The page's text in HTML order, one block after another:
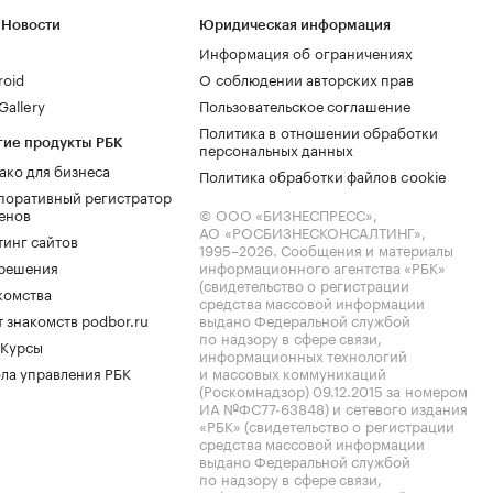
продукты РБК
для бизнеса
регистратор
сайтов
знакомств podbor.ru
управления РБК
Юридическая информация
Информация об ограничениях
О соблюдении авторских прав
Пользовательское соглашение
Политика в отношении обработки
персональных данных
Политика обработки файлов cookie
© ООО «БИЗНЕСПРЕСС»,
АО «РОСБИЗНЕСКОНСАЛТИНГ»,
1995–2026. Сообщения и материалы
информационного агентства «РБК»
(свидетельство о регистрации
средства массовой информации
выдано Федеральной службой
по надзору в сфере связи,
информационных технологий
и массовых коммуникаций
(Роскомнадзор) 09.12.2015 за номером
ИА №ФС77-63848) и сетевого издания
«РБК» (свидетельство о регистрации
средства массовой информации
выдано Федеральной службой
по надзору в сфере связи,